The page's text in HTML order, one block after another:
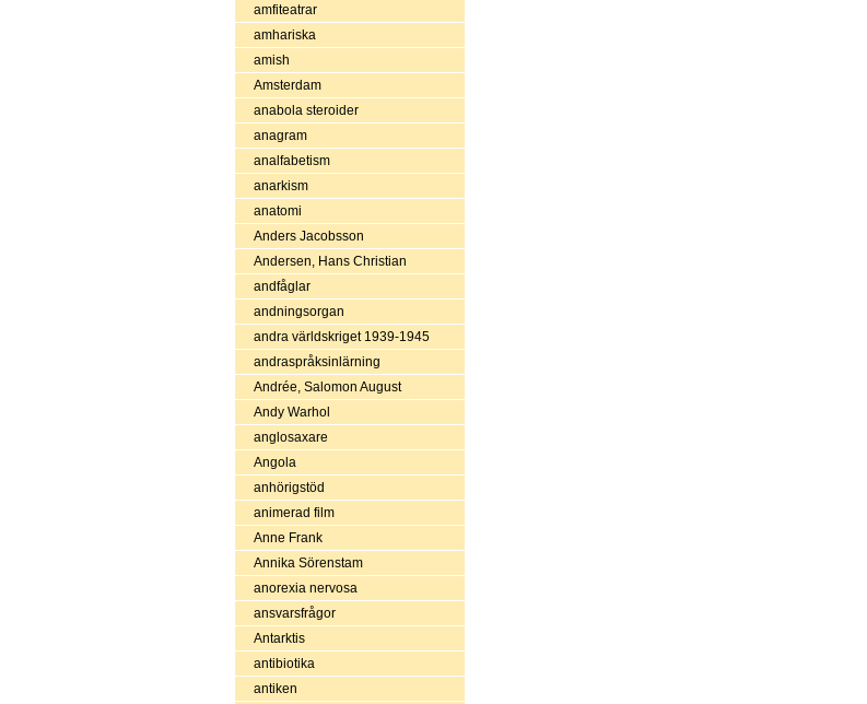
amfiteatrar
amhariska
amish
Amsterdam
anabola steroider
anagram
analfabetism
anarkism
anatomi
Anders Jacobsson
Andersen, Hans Christian
andfåglar
andningsorgan
andra världskriget 1939-1945
andraspråksinlärning
Andrée, Salomon August
Andy Warhol
anglosaxare
Angola
anhörigstöd
animerad film
Anne Frank
Annika Sörenstam
anorexia nervosa
ansvarsfrågor
Antarktis
antibiotika
antiken